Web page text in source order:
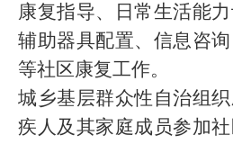
康复指导、日常生活能力
辅助器具配置、信息咨
等社区康复工作。
城乡基层群众性自治组
疾人及其家庭成员参加